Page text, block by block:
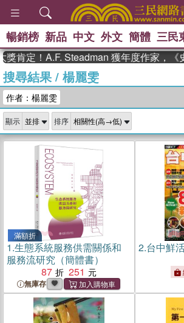
、 The Odyssey
獎 臺灣漫遊錄 、
登輝時代
數
偉大的迷走神經
暢銷榜 新品 中文 外文 簡體 三民
肯定！A.F. Steadman 獲年度作家，《
搜尋結果/ 楊麗雯
作者：楊麗雯
顯示 排序
滿額折
1.生態系統服務供需關係和
服務流研究（簡體書）
87
251
無庫存
2.台中鮮